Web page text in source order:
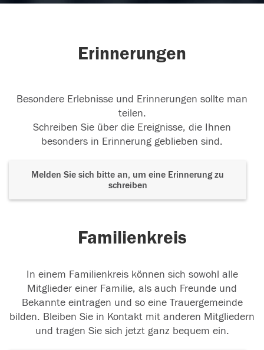
Erinnerungen
Besondere Erlebnisse und Erinnerungen sollte man
teilen.
Schreiben Sie über die Ereignisse, die Ihnen
besonders in Erinnerung geblieben sind.
Melden Sie sich bitte an, um eine Erinnerung zu
schreiben
Familienkreis
In einem Familienkreis können sich sowohl alle
Mitglieder einer Familie, als auch Freunde und
Bekannte eintragen und so eine Trauergemeinde
bilden. Bleiben Sie in Kontakt mit anderen Mitgliedern
und tragen Sie sich jetzt ganz bequem ein.